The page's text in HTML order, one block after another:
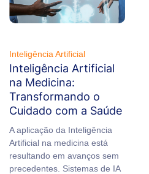
Inteligência Artificial
Inteligência Artificial
na Medicina:
Transformando o
Cuidado com a Saúde
A aplicação da Inteligência
Artificial na medicina está
resultando em avanços sem
precedentes. Sistemas de IA